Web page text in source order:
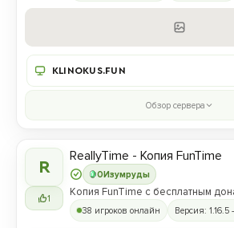
KLINOKUS.FUN
Обзор сервера
R
1
0Изумруды
ReallyTime - Копия FunTime
Копия FunTime с бесплатным
38 игроков онлайн Версия: 1.16.5